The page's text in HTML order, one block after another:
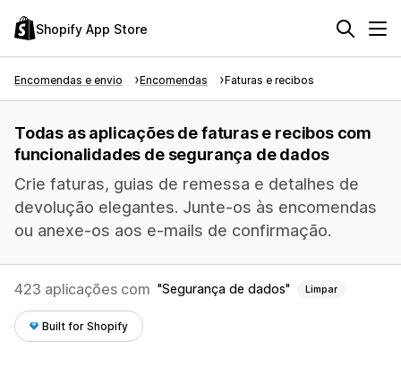
Shopify App Store
Encomendas e envio Encomendas Faturas e recibos
Todas as aplicações de faturas e recibos com
funcionalidades de segurança de dados
Crie faturas, guias de remessa e detalhes de
devolução elegantes. Junte-os às encomendas
ou anexe-os aos e-mails de confirmação.
423 aplicações com Segurança de dados Limpar
Built for Shopify